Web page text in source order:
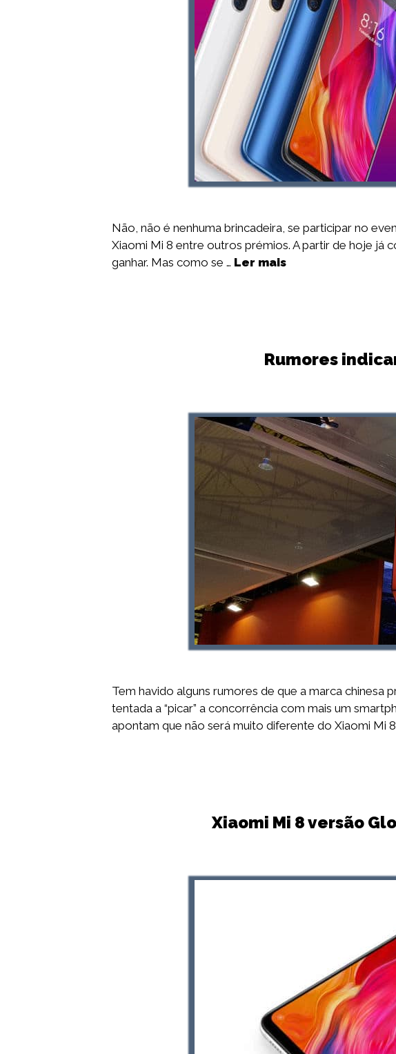
Não, não é nenhuma brincadeira, se participar no
Xiaomi Mi 8 entre outros prémios. A partir de hoje já
ganhar. Mas como se … Ler mais
Rumores
Tem havido alguns rumores de que a marca chinesa
tentada a “picar” a concorrência com mais um
apontam que não será muito diferente do Xiaomi Mi
Xiaomi Mi 8 versão